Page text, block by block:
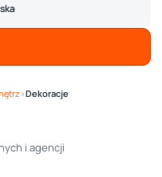
›Dekoracje
i agencji